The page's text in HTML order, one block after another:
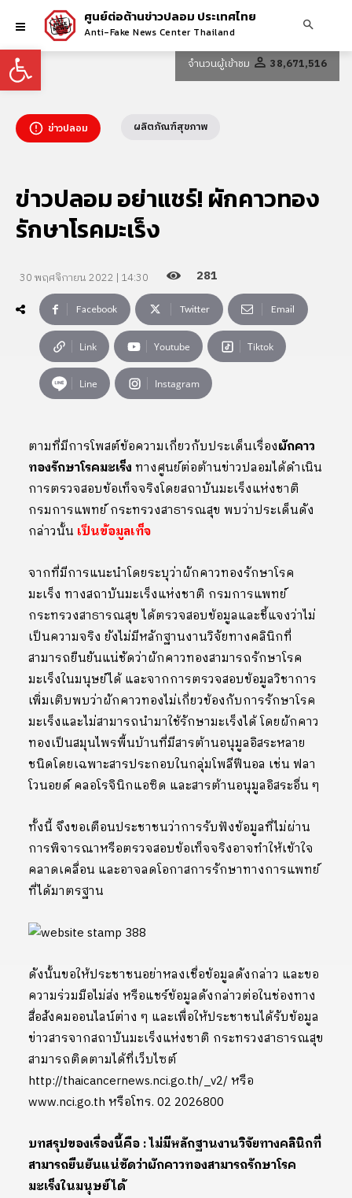
Open toolbar
ศูนย์ต่อต้านข่าวปลอม ประเทศไทย
Anti-Fake News Center Thailand
จำนวนผู้เข้าชม 38,671,516
ข่าวปลอม ผลิตภัณฑ์สุขภาพ
ข่าวปลอม อย่าแชร์! ผักคาวทอง
รักษาโรคมะเร็ง
30 พฤศจิกายน 2022 | 14:30 281
Facebook Twitter Email
Link Youtube Tiktok
Line Instagram
ตามที่มีการโพสต์ข้อความเกี่ยวกับประเด็นเรื่องผักคาว
ทองรักษาโรคมะเร็ง ทางศูนย์ต่อต้านข่าวปลอมได้ดำเนิน
การตรวจสอบข้อเท็จจริงโดยสถาบันมะเร็งแห่งชาติ
กรมการแพทย์ กระทรวงสาธารณสุข พบว่าประเด็นดัง
กล่าวนั้น เป็นข้อมูลเท็จ
จากที่มีการแนะนำโดยระบุว่าผักคาวทองรักษาโรค
มะเร็ง ทางสถาบันมะเร็งแห่งชาติ กรมการแพทย์
กระทรวงสาธารณสุข ได้ตรวจสอบข้อมูลและชี้แจงว่าไม่
เป็นความจริง ยังไม่มีหลักฐานงานวิจัยทางคลินิกที่
สามารถยืนยันแน่ชัดว่าผักคาวทองสามารถรักษาโรค
มะเร็งในมนุษย์ได้ และจากการตรวจสอบข้อมูลวิชาการ
เพิ่มเติบพบว่าผักคาวทองไม่เกี่ยวข้องกับการรักษาโรค
มะเร็งและไม่สามารถนำมาใช้รักษามะเร็งได้ โดยผักคาว
ทองเป็นสมุนไพรพื้นบ้านที่มีสารต้านอนุมูลอิสระหลาย
ชนิดโดยเฉพาะสารประกอบในกลุ่มโพลีฟีนอล เช่น ฟลา
โวนอยด์ คลอโรจินิกแอซิด และสารต้านอนุมูลอิสระอื่น ๆ
ทั้งนี้ จึงขอเตือนประชาชนว่าการรับฟังข้อมูลที่ไม่ผ่าน
การพิจารณาหรือตรวจสอบข้อเท็จจริงอาจทำให้เข้าใจ
คลาดเคลื่อน และอาจลดโอกาสการรักษาทางการแพทย์
ที่ได้มาตรฐาน
ดังนั้นขอให้ประชาชนอย่าหลงเชื่อข้อมูลดังกล่าว และขอ
ความร่วมมือไม่ส่ง หรือแชร์ข้อมูลดังกล่าวต่อในช่องทาง
สื่อสังคมออนไลน์ต่าง ๆ และเพื่อให้ประชาชนได้รับข้อมูล
ข่าวสารจากสถาบันมะเร็งแห่งชาติ กระทรวงสาธารณสุข
สามารถติดตามได้ที่เว็บไซต์
http://thaicancernews.nci.go.th/_v2/ หรือ
www.nci.go.th หรือโทร. 02 2026800
บทสรุปของเรื่องนี้คือ : ไม่มีหลักฐานงานวิจัยทางคลินิกที่
สามารถยืนยันแน่ชัดว่าผักคาวทองสามารถรักษาโรค
มะเร็งในมนุษย์ได้